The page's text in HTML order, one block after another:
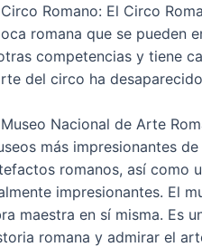
Romano: El Circo
romana que se pueden
competencias y tiene
del circo ha
Nacional de Arte
más impresionantes
romanos, así como
impresionantes. El
maestra en sí misma. Es
romana y admirar el